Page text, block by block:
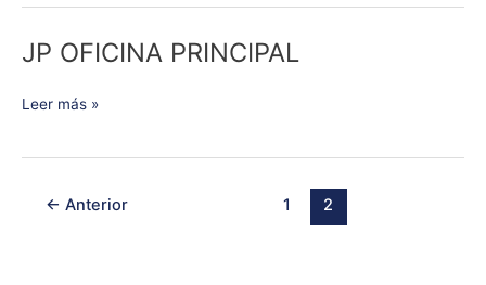
JP OFICINA PRINCIPAL
JP
PRINCIPAL
Leer más »
← Anterior 1 2